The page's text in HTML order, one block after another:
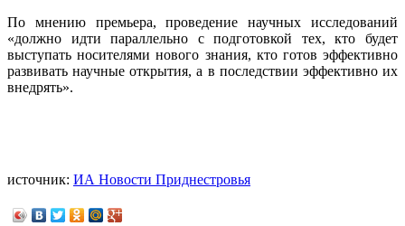
По мнению премьера, проведение научных исследований
«должно идти параллельно с подготовкой тех, кто будет
выступать носителями нового знания, кто готов эффективно
развивать научные открытия, а в последствии эффективно их
внедрять».
источник: ИА Новости Приднестровья